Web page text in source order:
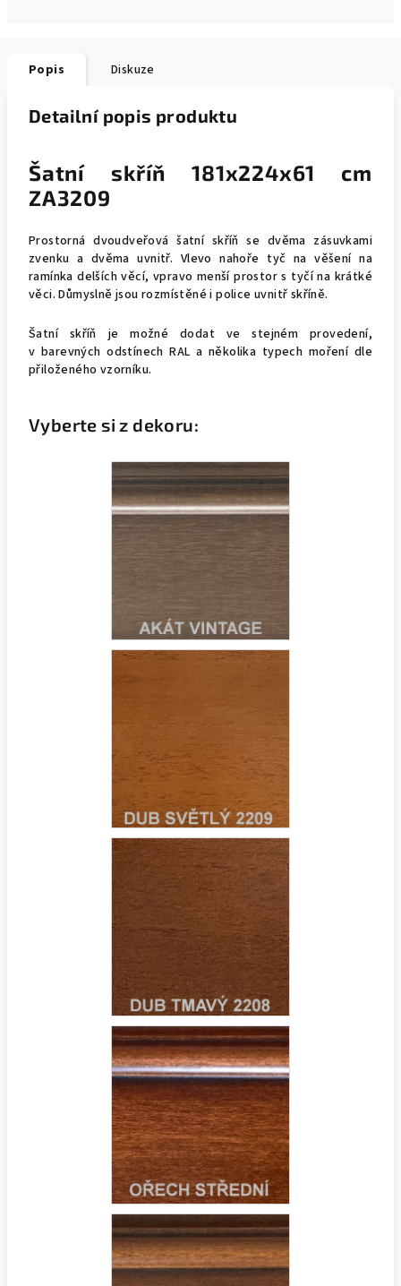
Popis Diskuze
Detailní popis produktu
Šatní skříň 181x224x61 cm
ZA3209
Prostorná dvoudveřová šatní skříň se dvěma zásuvkami
zvenku a dvěma uvnitř. Vlevo nahoře tyč na věšení na
ramínka delších věcí, vpravo menší prostor s tyčí na krátké
věci. Důmyslně jsou rozmístěné i police uvnitř skříně.
Šatní skříň je možné dodat ve stejném provedení,
v barevných odstínech RAL a několika typech moření dle
přiloženého vzorníku.
Vyberte si z dekoru: